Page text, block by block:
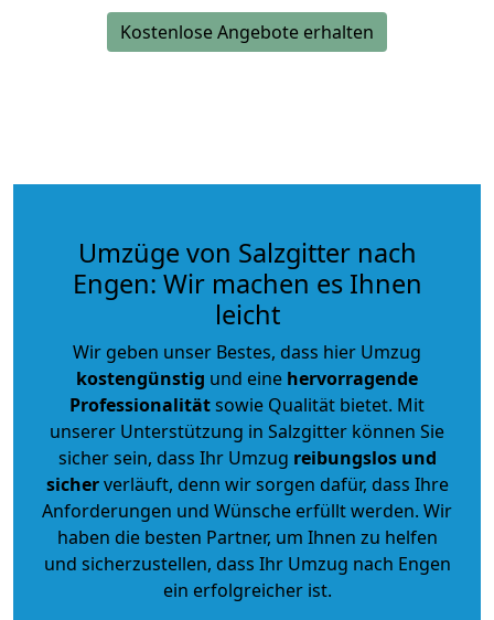
Kostenlose Angebote erhalten
Umzüge von Salzgitter nach
Engen: Wir machen es Ihnen
leicht
Wir geben unser Bestes, dass hier Umzug
kostengünstig und eine hervorragende
Professionalitätsowie Qualität bietet. Mit
unserer Unterstützung in Salzgitter können Sie
sicher sein, dass Ihr Umzug reibungslos und
sicherverläuft, denn wir sorgen dafür, dass Ihre
Anforderungen und Wünsche erfüllt werden. Wir
haben die besten Partner, um Ihnen zu helfen
und sicherzustellen, dass Ihr Umzug nach Engen
ein erfolgreicher ist.